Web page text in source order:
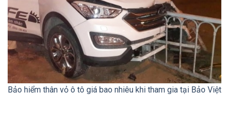
Bảo hiểm thân vỏ ô tô giá bao nhiêu khi tham gia tại Bảo Việt